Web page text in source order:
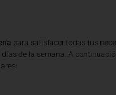
para satisfacer todas tus
de la semana. A